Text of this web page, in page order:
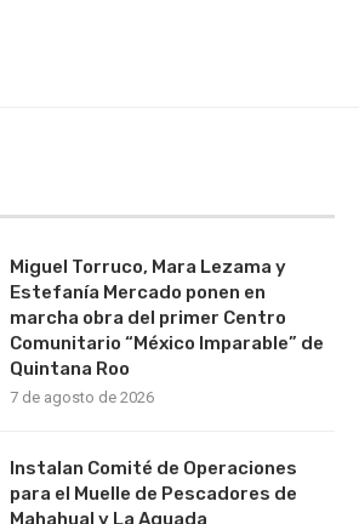
Miguel Torruco, Mara Lezama y
Estefanía Mercado ponen en
marcha obra del primer Centro
Comunitario “México Imparable” de
Quintana Roo
7 de agosto de 2026
Instalan Comité de Operaciones
para el Muelle de Pescadores de
Mahahual y La Aguada